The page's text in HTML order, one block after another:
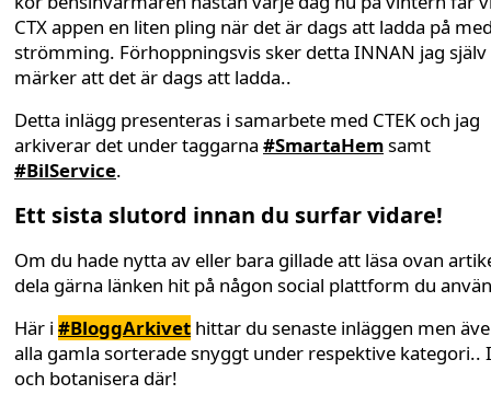
CTX appen en liten pling när det är dags att ladda på
strömming. Förhoppningsvis sker detta INNAN jag själv
märker att det är dags att ladda..
Detta inlägg presenteras i samarbete med CTEK och jag
arkiverar det under taggarna #SmartaHemsamt
#BilService.
Ett sista slutord innan du surfar vidare!
Om du hade nytta av eller bara gillade att läsa ovan
dela gärna länken hit på någon social plattform du
Här i #BloggArkivet hittar du senaste inläggen men
alla gamla sorterade snyggt under respektive kategori..
och botanisera där!